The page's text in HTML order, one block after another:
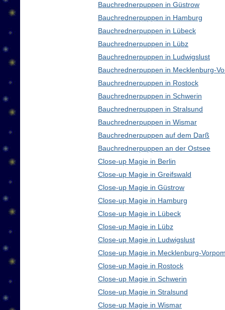
Bauchrednerpuppen in Güstrow
Bauchrednerpuppen in Hamburg
Bauchrednerpuppen in Lübeck
Bauchrednerpuppen in Lübz
Bauchrednerpuppen in Ludwigslust
Bauchrednerpuppen in Mecklenburg-
Bauchrednerpuppen in Rostock
Bauchrednerpuppen in Schwerin
Bauchrednerpuppen in Stralsund
Bauchrednerpuppen in Wismar
Bauchrednerpuppen auf dem Darß
Bauchrednerpuppen an der Ostsee
Close-up Magie in Berlin
Close-up Magie in Greifswald
Close-up Magie in Güstrow
Close-up Magie in Hamburg
Close-up Magie in Lübeck
Close-up Magie in Lübz
Close-up Magie in Ludwigslust
Close-up Magie in Mecklenburg-
Close-up Magie in Rostock
Close-up Magie in Schwerin
Close-up Magie in Stralsund
Close-up Magie in Wismar